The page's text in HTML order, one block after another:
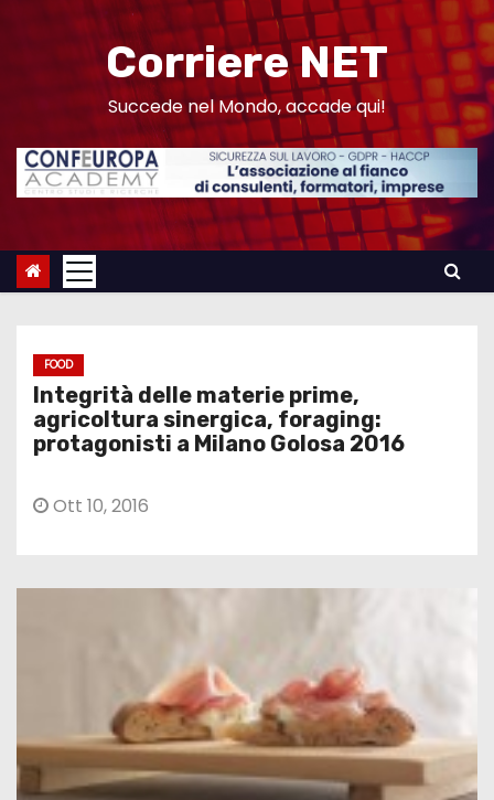
n
Corriere NET
Succede nel Mondo, accade qui!
FOOD
Integrità delle materie prime,
agricoltura sinergica, foraging:
protagonisti a Milano Golosa 2016
Ott 10, 2016